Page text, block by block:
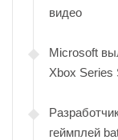
видео
Microsoft
Xbox Series
геймплей